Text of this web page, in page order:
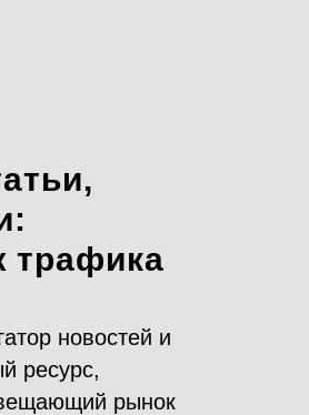
трафика
новостей и
ресурс,
рынок